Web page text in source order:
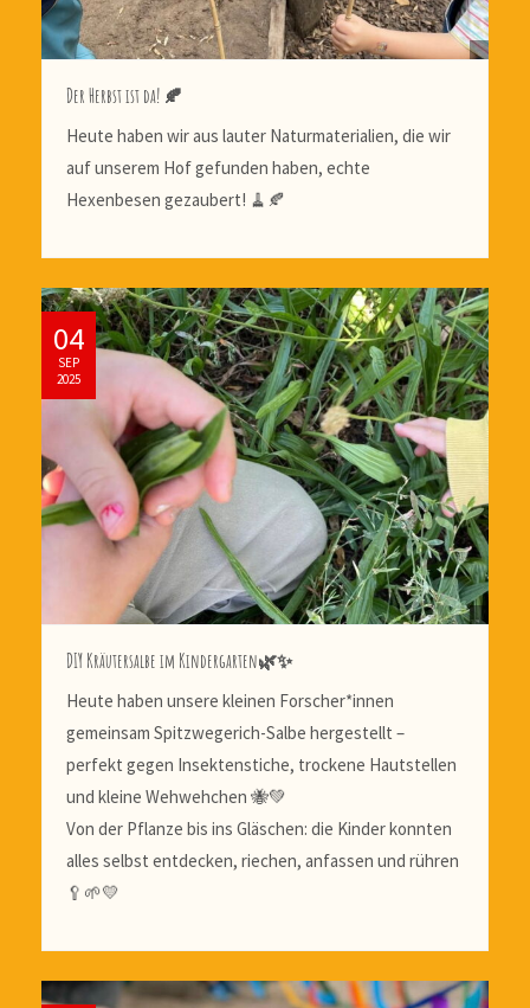
Der Herbst ist da! 🍂
Heute haben wir aus lauter Naturmaterialien, die wir
auf unserem Hof gefunden haben, echte
Hexenbesen gezaubert! 🧹🍂
04
SEP
2025
DIY Kräutersalbe im Kindergarten🌿✨
Heute haben unsere kleinen Forscher*innen
gemeinsam Spitzwegerich-Salbe hergestellt –
perfekt gegen Insektenstiche, trockene Hautstellen
und kleine Wehwehchen 🐝💚
Von der Pflanze bis ins Gläschen: die Kinder konnten
alles selbst entdecken, riechen, anfassen und rühren
🥄🌱💛